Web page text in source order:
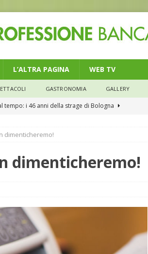
L’ALTRA PAGINA WEB TV
GASTRONOMIA GALLERY
tempo: i 46 anni della strage di Bologna
nel credito. Debiti più leggeri e rate sotto
anche i benefit aziendali
quotidiana dell’assistenza tra ferie e rinunce
dimenticheremo!
dimenticheremo!